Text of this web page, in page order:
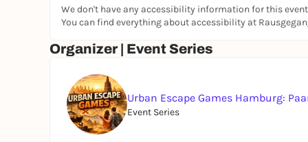
We don't have any accessibility information for this
You can find everything about accessibility at
Organizer | Event Series
Urban Escape Games Hamburg:
Event Series